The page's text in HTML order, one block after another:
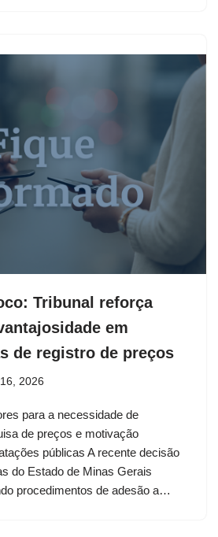
Tribunal reforça
em
de registro de preços
2026
para a necessidade de
de preços e motivação
públicas A recente decisão
do Estado de Minas Gerais
procedimentos de adesão a…